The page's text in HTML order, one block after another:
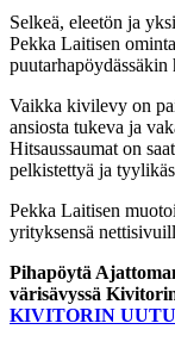
Selkeä, eleetön ja
Pekka Laitisen
Vaikka kivilevy on
ansiosta tukeva ja
Hitsaussaumat on
pelkistettyä ja
Pekka Laitisen
yrityksensä
Pihapöytä
värisävyssä
KIVITORIN